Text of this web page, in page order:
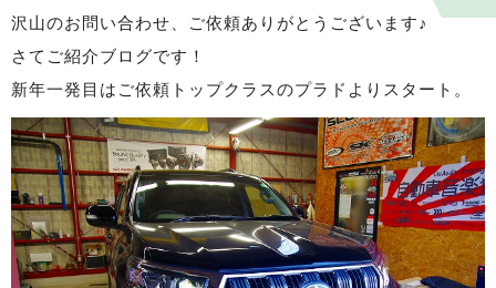
沢山のお問い合わせ、ご依頼ありがとうございます♪
さてご紹介ブログです！
新年一発目はご依頼トップクラスのプラドよりスタート。